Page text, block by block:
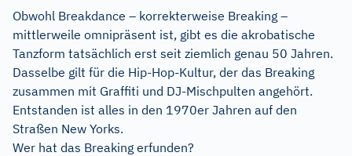
Obwohl Breakdance – korrekterweise Breaking –
mittlerweile omnipräsent ist, gibt es die akrobatische
Tanzform tatsächlich erst seit ziemlich genau 50 Jahren.
Dasselbe gilt für die Hip-Hop-Kultur, der das Breaking
zusammen mit Graffiti und DJ-Mischpulten angehört.
Entstanden ist alles in den 1970er Jahren auf den
Straßen New Yorks.
Wer hat das Breaking erfunden?